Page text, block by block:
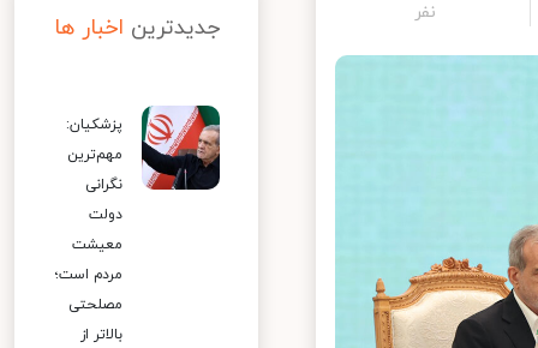
نفر
جدیدترین اخبار ها
پزشکیان:
مهم‌ترین
نگرانی
دولت
معیشت
مردم است؛
مصلحتی
بالاتر از